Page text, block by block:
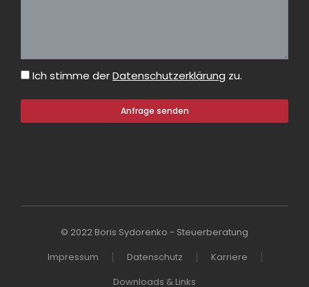
Ich stimme derDatenschutzerklärung zu.
Anfrage senden
© 2022 Boris Sydorenko - Steuerberatung
Impressum
Datenschutz
Karriere
Downloads & Links